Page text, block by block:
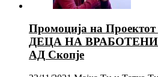
Промоција на
ДЕЦА НА ВРАБОТЕНИ“
АД Скопје